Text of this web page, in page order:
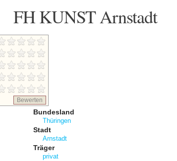
FH KUNST Arnstadt
Bewerten
Bundesland
Thüringen
Stadt
Arnstadt
Träger
privat